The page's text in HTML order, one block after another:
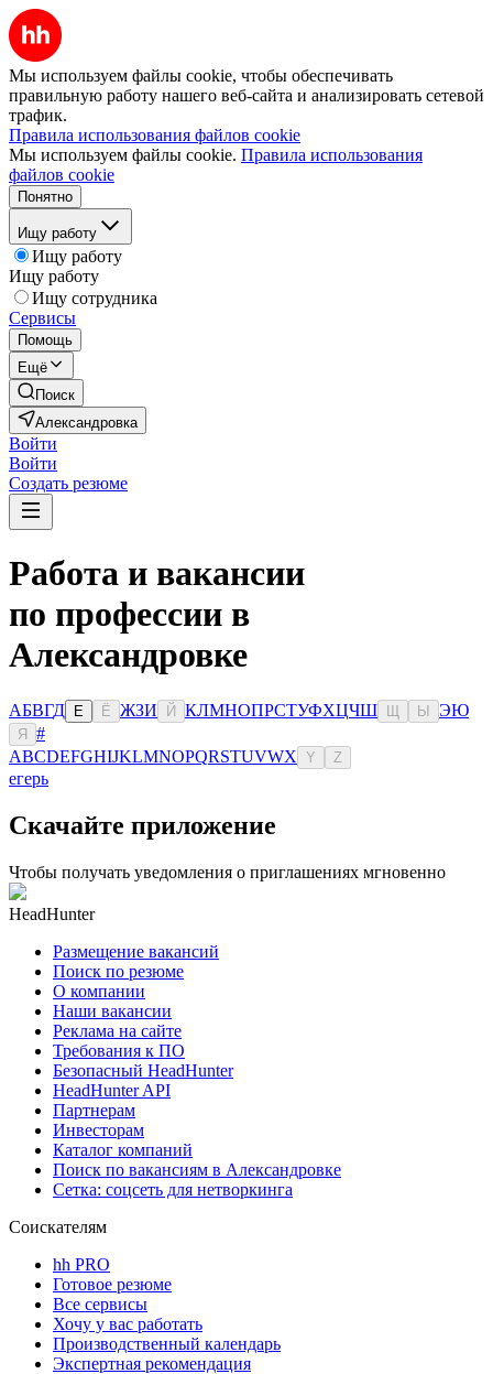
Мы используем файлы cookie, чтобы обеспечивать
правильную работу нашего веб-сайта и анализировать сетевой
трафик.
Правила использования файлов cookie
Мы используем файлы cookie. Правила использования
файлов cookie
Понятно
Ищу работу
Ищу работу
Ищу работу
Ищу сотрудника
Сервисы
Помощь
Ещё
Поиск
Александровка
Войти
Войти
Создать резюме
Работа и вакансии
по профессии в
Александровке
АБВГД Е Ё ЖЗИ Й КЛМНОПРСТУФХЦЧШ Ы ЭЮ
Я
#
ABCDEFGHIJKLMNOPQRSTUVWX Y Z
егерь
Скачайте приложение
Чтобы получать уведомления о приглашениях мгновенно
HeadHunter
Размещение вакансий
Поиск по резюме
О компании
Наши вакансии
Реклама на сайте
Требования к ПО
Безопасный HeadHunter
HeadHunter API
Партнерам
Инвесторам
Каталог компаний
Поиск по вакансиям в Александровке
Сетка: соцсеть для нетворкинга
Соискателям
hh PRO
Готовое резюме
Все сервисы
Хочу у вас работать
Производственный календарь
Экспертная рекомендация